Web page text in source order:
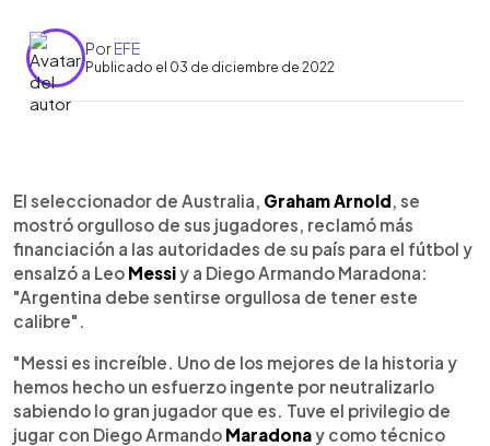
PorEFE
Publicado el 03 de diciembre de 2022
Escuchar artículo
El seleccionador de Australia, Graham Arnold , se
mostró orgulloso de sus jugadores, reclamó más
financiación a las autoridades de su país para el fútbol y
ensalzó a Leo Messiy a Diego Armando Maradona:
"Argentina debe sentirse orgullosa de tener este
calibre".
"Messi es increíble. Uno de los mejores de la historia y
hemos hecho un esfuerzo ingente por neutralizarlo
sabiendo lo gran jugador que es. Tuve el privilegio de
jugar con Diego Armando Maradonay como técnico